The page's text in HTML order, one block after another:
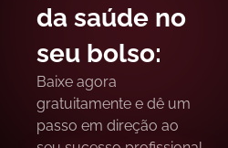
da saúde no
seu bolso:
Baixe agora
gratuitamente e dê um
passo em direção ao